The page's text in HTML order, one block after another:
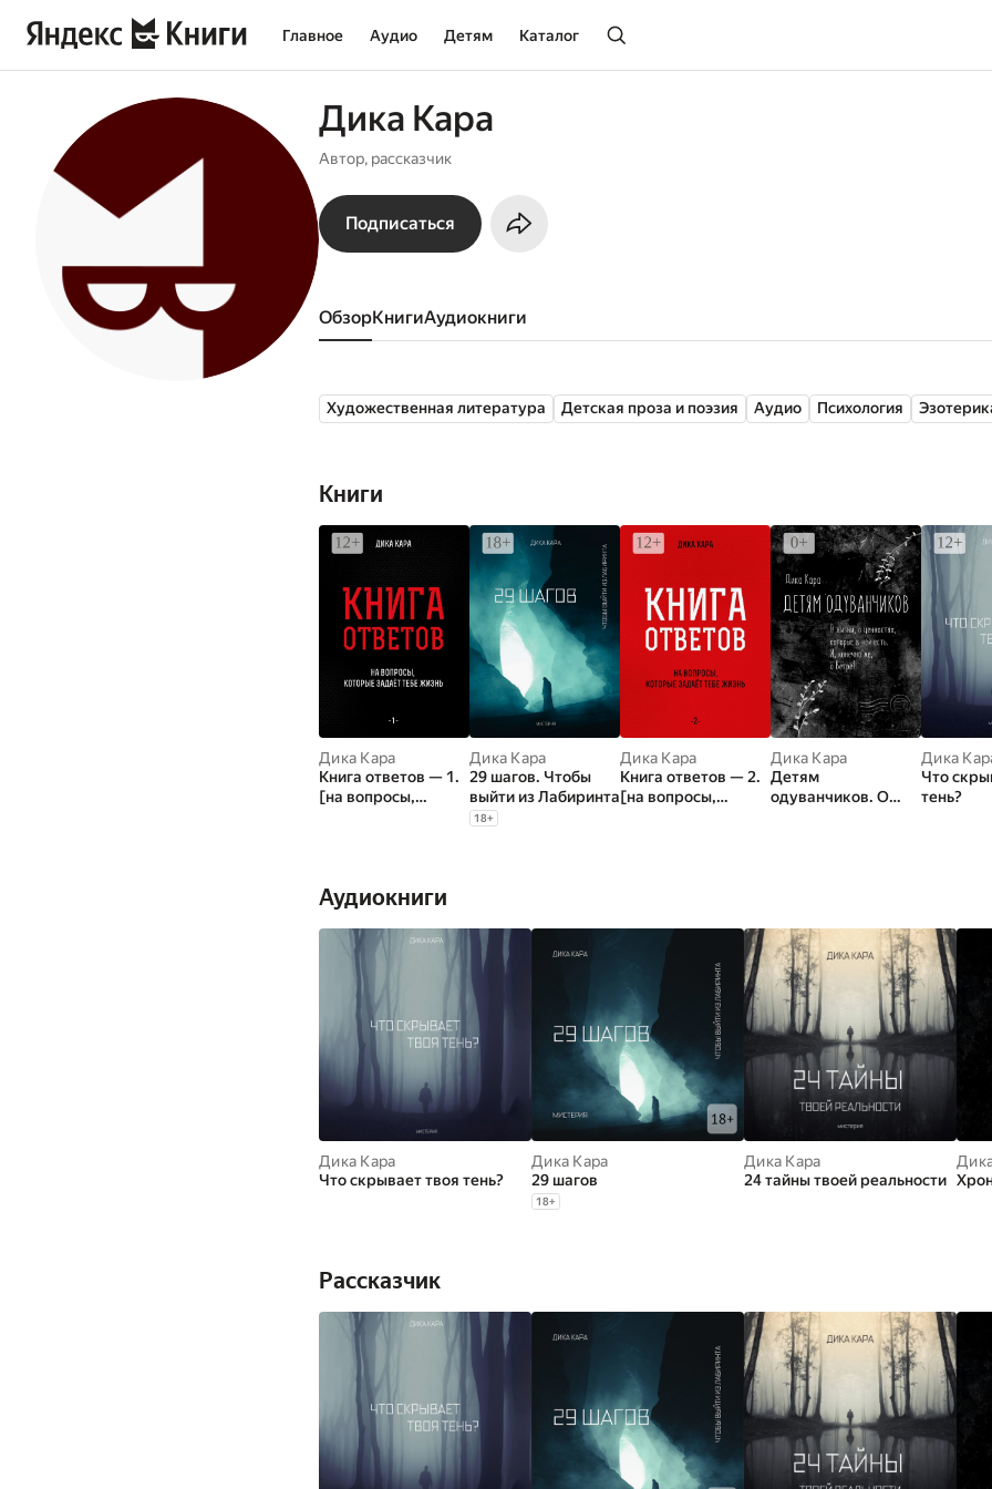
Главное Аудио Детям Каталог
Дика Кара
Автор, рассказчик
Подписаться
Обзор книги аудиокниги
Художественная литература Детская проза и поэзия Аудио Психология
Книги
Дика Кара
Книга ответов — 1.
[на вопросы,
Дика Кара
29 шагов. Чтобы
выйти из Лабиринта
18+
Дика Кара
Книга ответов — 2.
[на вопросы,
Дика Кара
Детям
одуванчиков. О
Дика
Что
тень?
Аудиокниги
Дика Кара
Что скрывает твоя тень?
Дика Кара
29 шагов
18+
Дика Кара
24 тайны твоей реальности
Рассказчик